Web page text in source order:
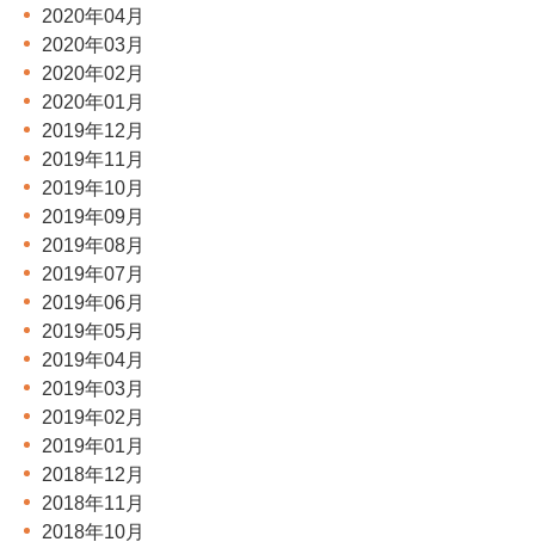
2020年04月
2020年03月
2020年02月
2020年01月
2019年12月
2019年11月
2019年10月
2019年09月
2019年08月
2019年07月
2019年06月
2019年05月
2019年04月
2019年03月
2019年02月
2019年01月
2018年12月
2018年11月
2018年10月